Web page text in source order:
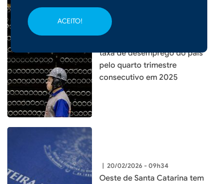
ACEITO!
21/02/2026 - 08h26
taxa de desemprego do país
pelo quarto trimestre
consecutivo em 2025
| 20/02/2026 - 09h34
Oeste de Santa Catarina tem